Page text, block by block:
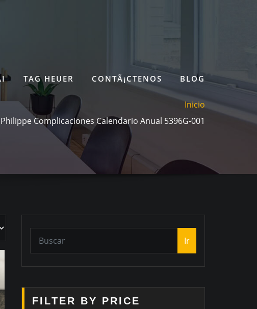
TAG HEUER CONTÃ¡CTENOS BLOG
Inicio
Complicaciones Calendario Anual 5396G-001
Ir
FILTER BY PRICE